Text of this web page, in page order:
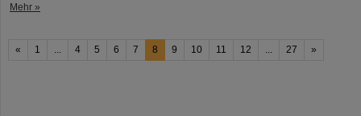
Mehr »
« 1 4 5 6 7 8 9 10 11 12 27 »